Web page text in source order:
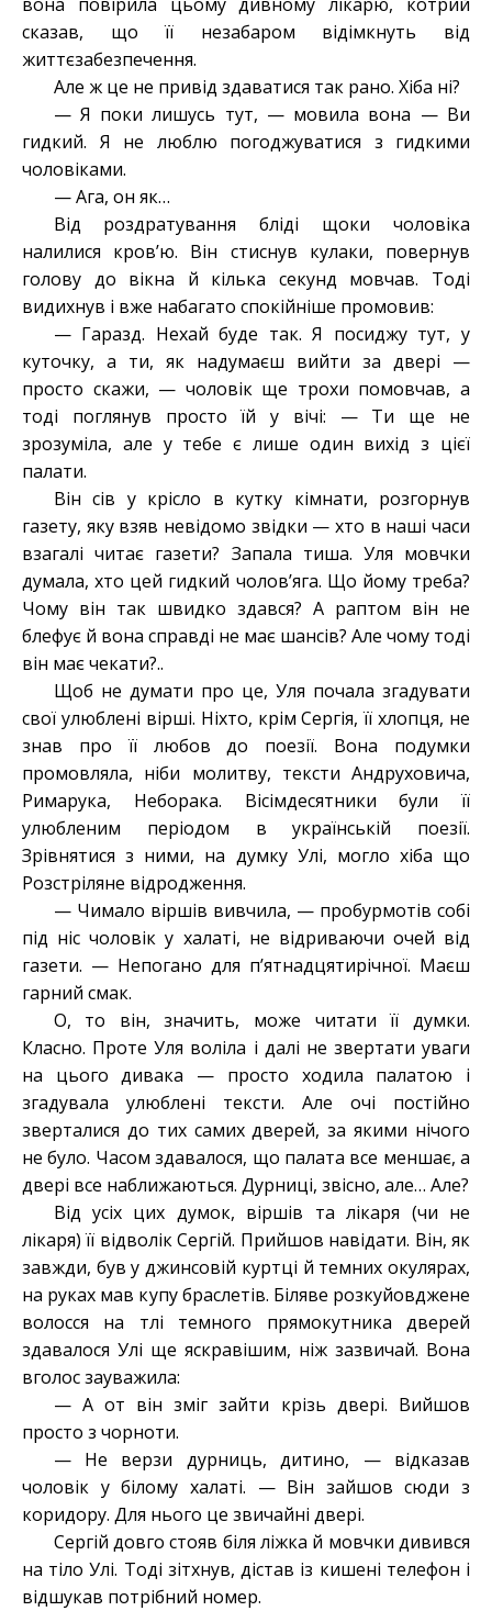
вона повірила цьому дивному лікарю, котрий
сказав, що її незабаром відімкнуть від
життєзабезпечення.
Але ж це не привід здаватися так рано. Хіба ні?
— Я поки лишусь тут, — мовила вона — Ви
гидкий. Я не люблю погоджуватися з гидкими
чоловіками.
— Ага, он як…
Від роздратування бліді щоки чоловіка
налилися кров’ю. Він стиснув кулаки, повернув
голову до вікна й кілька секунд мовчав. Тоді
видихнув і вже набагато спокійніше промовив:
— Гаразд. Нехай буде так. Я посиджу тут, у
куточку, а ти, як надумаєш вийти за двері —
просто скажи, — чоловік ще трохи помовчав, а
тоді поглянув просто їй у вічі: — Ти ще не
зрозуміла, але у тебе є лише один вихід з цієї
палати.
Він сів у крісло в кутку кімнати, розгорнув
газету, яку взяв невідомо звідки — хто в наші часи
взагалі читає газети? Запала тиша. Уля мовчки
думала, хто цей гидкий чолов’яга. Що йому треба?
Чому він так швидко здався? А раптом він не
блефує й вона справді не має шансів? Але чому тоді
він має чекати?..
Щоб не думати про це, Уля почала згадувати
свої улюблені вірші. Ніхто, крім Сергія, її хлопця, не
знав про її любов до поезії. Вона подумки
промовляла, ніби молитву, тексти Андруховича,
Римарука, Неборака. Вісімдесятники були її
улюбленим періодом в українській поезії.
Зрівнятися з ними, на думку Улі, могло хіба що
Розстріляне відродження.
— Чимало віршів вивчила, — пробурмотів собі
під ніс чоловік у халаті, не відриваючи очей від
газети. — Непогано для п’ятнадцятирічної. Маєш
гарний смак.
О, то він, значить, може читати її думки.
Класно. Проте Уля воліла і далі не звертати уваги
на цього дивака — просто ходила палатою і
згадувала улюблені тексти. Але очі постійно
зверталися до тих самих дверей, за якими нічого
не було. Часом здавалося, що палата все меншає, а
двері все наближаються. Дурниці, звісно, але… Але?
Від усіх цих думок, віршів та лікаря (чи не
лікаря) її відволік Сергій. Прийшов навідати. Він, як
завжди, був у джинсовій куртці й темних окулярах,
на руках мав купу браслетів. Біляве розкуйовджене
волосся на тлі темного прямокутника дверей
здавалося Улі ще яскравішим, ніж зазвичай. Вона
вголос зауважила:
— А от він зміг зайти крізь двері. Вийшов
просто з чорноти.
— Не верзи дурниць, дитино, — відказав
чоловік у білому халаті. — Він зайшов сюди з
коридору. Для нього це звичайні двері.
Сергій довго стояв біля ліжка й мовчки дивився
на тіло Улі. Тоді зітхнув, дістав із кишені телефон і
відшукав потрібний номер.